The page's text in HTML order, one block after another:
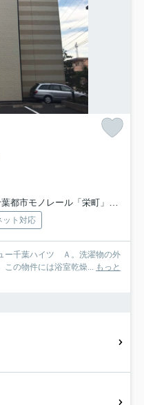
都市モノレール「栄町」駅 徒歩15分
ット対応
ー千葉ハイツ Ａ。洗濯物の外
この物件には浴室乾燥... もっと